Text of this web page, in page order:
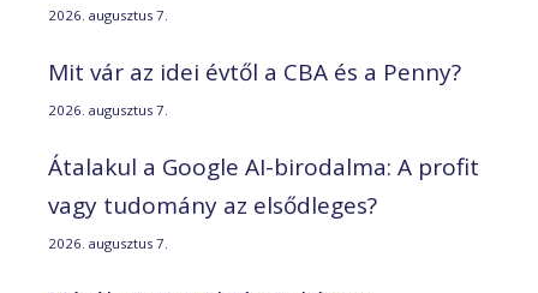
2026. augusztus 7.
Mit vár az idei évtől a CBA és a Penny?
2026. augusztus 7.
Átalakul a Google AI-birodalma: A profit
vagy tudomány az elsődleges?
2026. augusztus 7.